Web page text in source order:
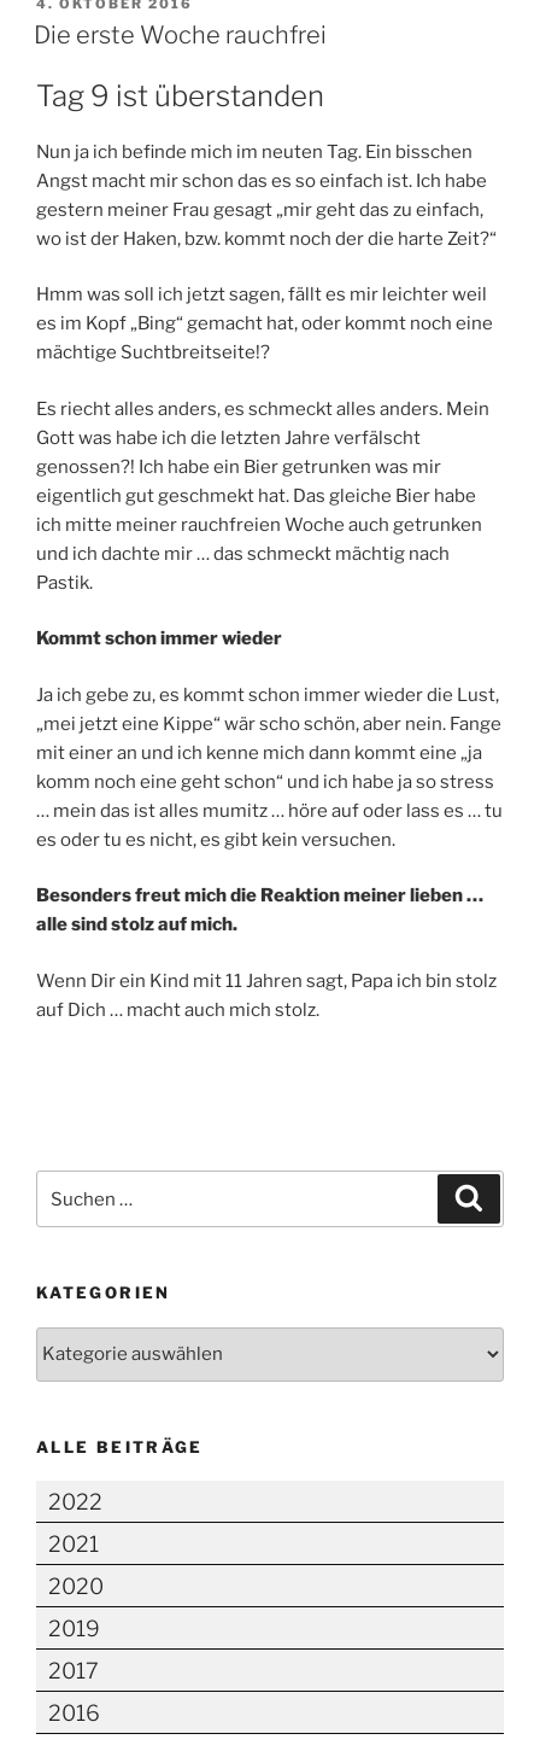
AM
Die erste Woche rauchfrei
Tag 9 ist überstanden
Nun ja ich befinde mich im neuten Tag. Ein bisschen
Angst macht mir schon das es so einfach ist. Ich habe
gestern meiner Frau gesagt „mir geht das zu einfach,
wo ist der Haken, bzw. kommt noch der die harte Zeit?“
Hmm was soll ich jetzt sagen, fällt es mir leichter weil
es im Kopf „Bing“ gemacht hat, oder kommt noch eine
mächtige Suchtbreitseite!?
Es riecht alles anders, es schmeckt alles anders. Mein
Gott was habe ich die letzten Jahre verfälscht
genossen?! Ich habe ein Bier getrunken was mir
eigentlich gut geschmekt hat. Das gleiche Bier habe
ich mitte meiner rauchfreien Woche auch getrunken
und ich dachte mir … das schmeckt mächtig nach
Pastik.
Kommt schon immer wieder
Ja ich gebe zu, es kommt schon immer wieder die Lust,
„mei jetzt eine Kippe“ wär scho schön, aber nein. Fange
mit einer an und ich kenne mich dann kommt eine „ja
komm noch eine geht schon“ und ich habe ja so stress
… mein das ist alles mumitz … höre auf oder lass es … tu
es oder tu es nicht, es gibt kein versuchen.
Besonders freut mich die Reaktion meiner lieben …
alle sind stolz auf mich.
Wenn Dir ein Kind mit 11 Jahren sagt, Papa ich bin stolz
auf Dich … macht auch mich stolz.
nach:
KATEGORIEN
ALLE BEITRÄGE
2022
2021
2020
2019
2017
2016